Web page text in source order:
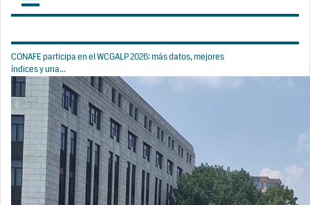
CONAFE participa en el WCGALP 2026: más datos, mejores
índices y una...